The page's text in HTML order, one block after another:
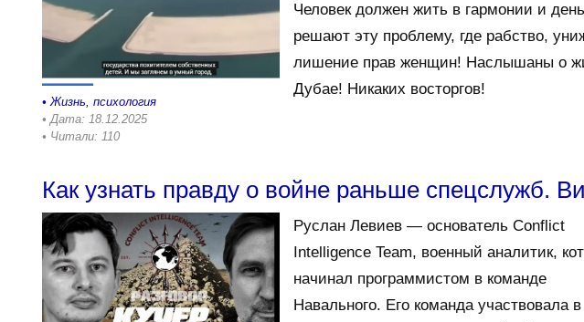
•Жизнь, психология
• Дата: 18.12.2025
• Читали: 110
Человек должен жить в гармонии и
решают эту проблему, где рабство,
лишение прав женщин! Наслышаны о
Дубае! Никаких восторгов!
Как узнать правду о войне раньше спецслужб.
Руслан Левиев — основатель Conflict
Intelligence Team, военный аналитик,
начинал программистом в команде
Навального. Его команда участвовала в